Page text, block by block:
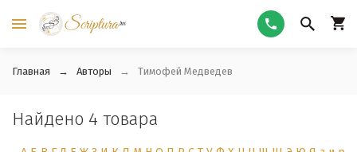
Главная Авторы Тимофей Медведев
Найдено 4 товара